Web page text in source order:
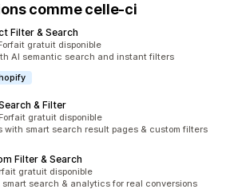
comme celle-ci
Filter & Search
5
gratuit disponible
AI semantic search and instant filters
& Filter
5
Forfait gratuit disponible
with smart search result pages & custom filters
Filter & Search
5
gratuit disponible
smart search & analytics for real conversions